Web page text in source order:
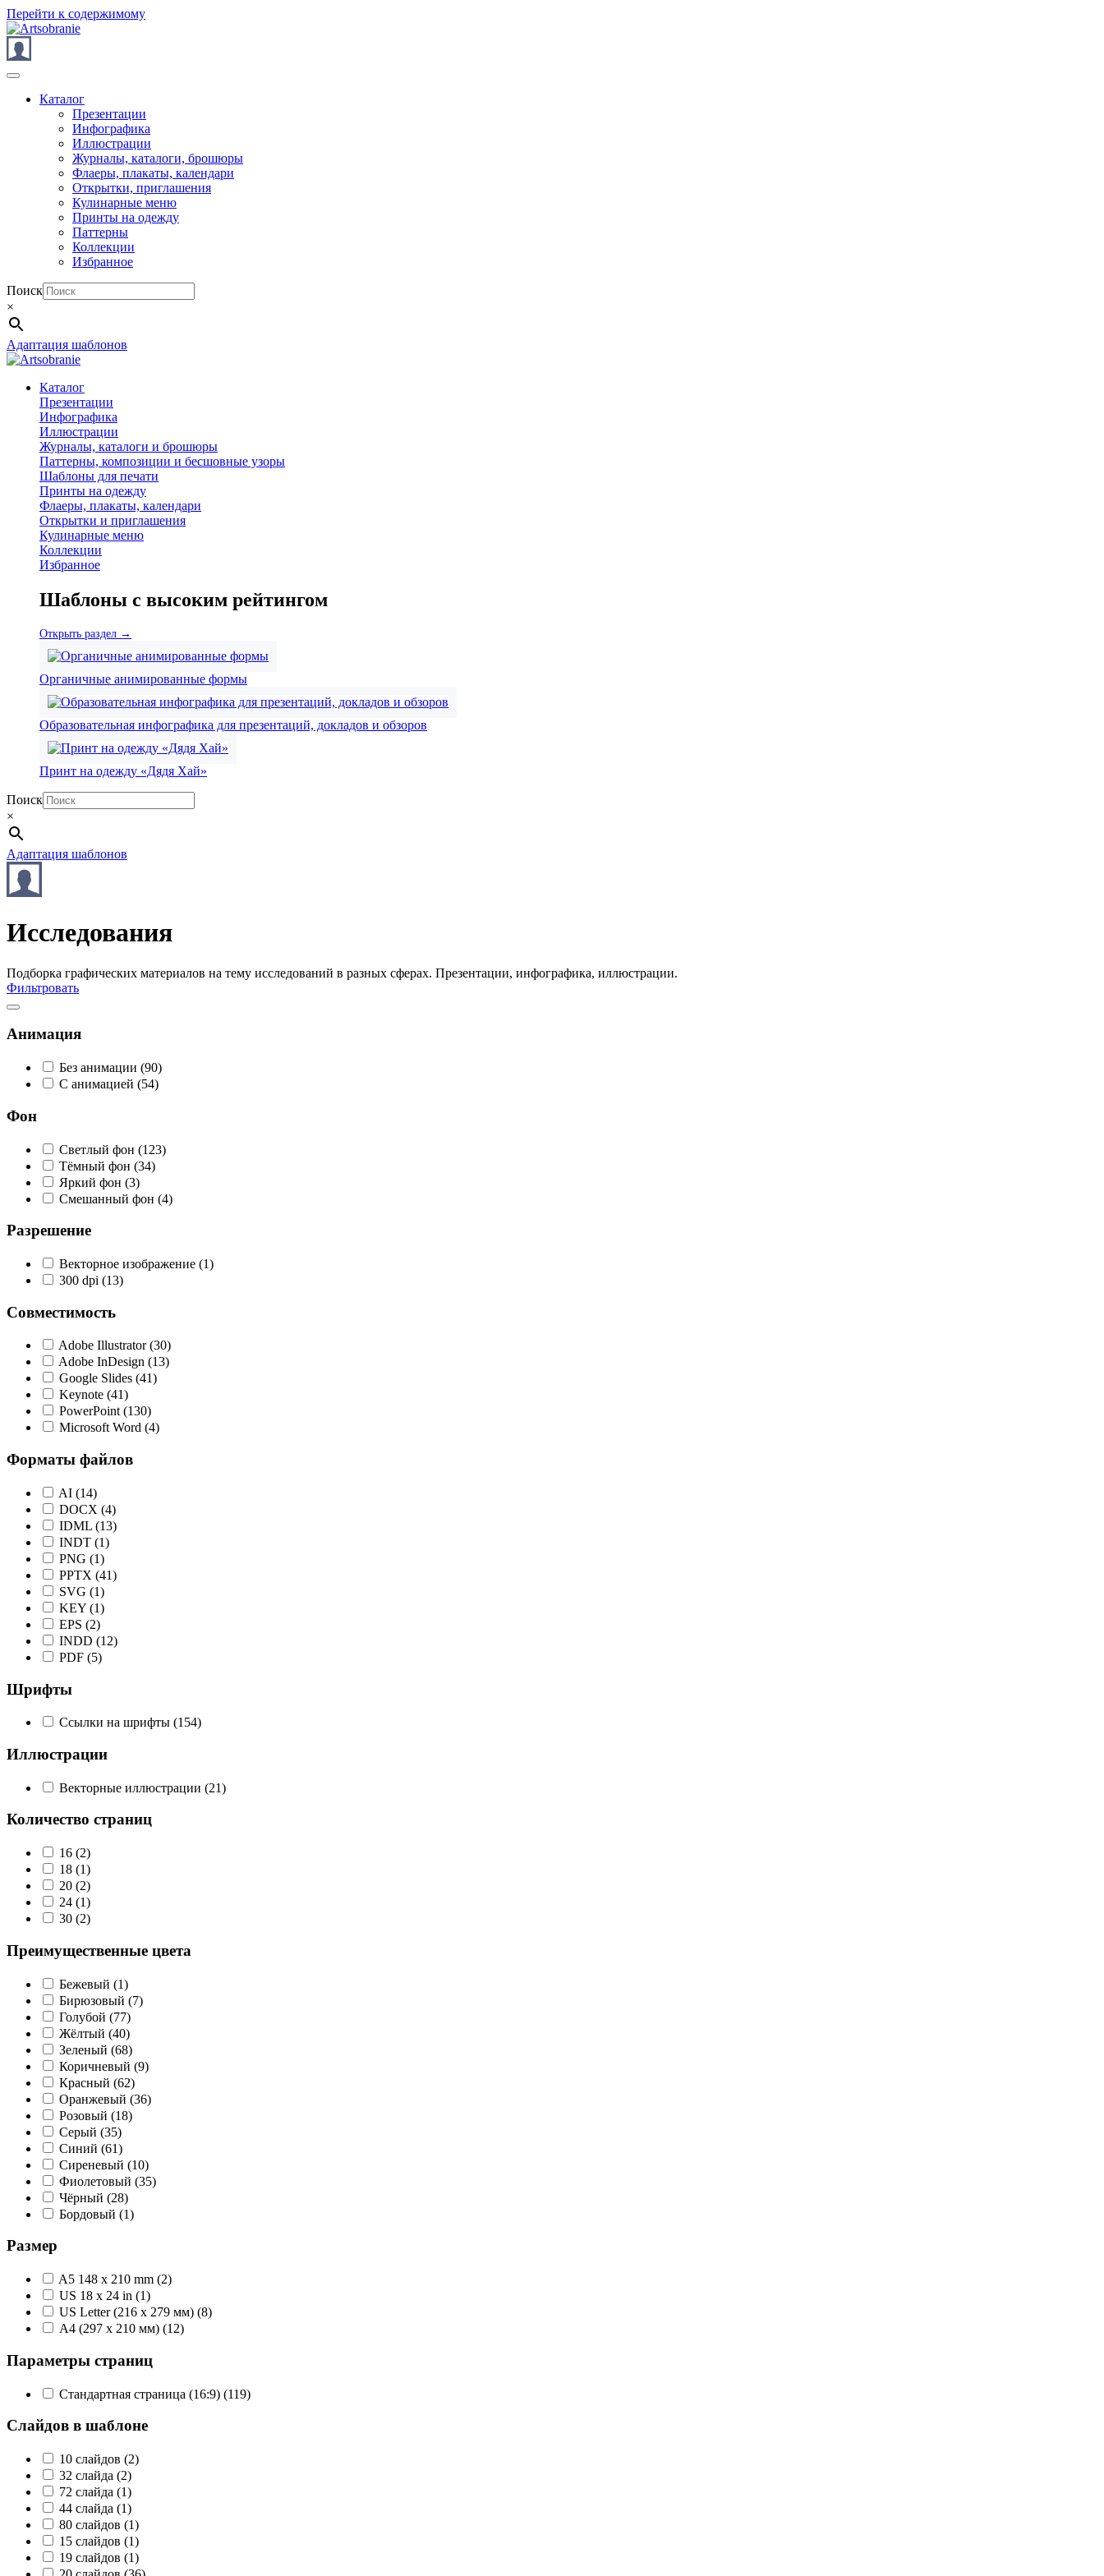
Перейти к содержимому
Каталог
Презентации
Инфографика
Иллюстрации
Журналы, каталоги, брошюры
Флаеры, плакаты, календари
Открытки, приглашения
Кулинарные меню
Принты на одежду
Паттерны
Коллекции
Избранное
Поиск
×
Адаптация шаблонов
Каталог
Презентации
Инфографика
Иллюстрации
Журналы, каталоги и брошюры
Паттерны, композиции и бесшовные узоры
Шаблоны для печати
Принты на одежду
Флаеры, плакаты, календари
Открытки и приглашения
Кулинарные меню
Коллекции
Избранное
Шаблоны с высоким рейтингом
Открыть раздел →
Органичные анимированные формы
Образовательная инфографика для презентаций, докладов и обзоров
Принт на одежду «Дядя Хай»
Поиск
×
Адаптация шаблонов
Исследования
Подборка графических материалов на тему исследований в разных сферах. Презентации, инфографика, иллюстрации.
Фильтровать
Анимация
Без анимации (90)
С анимацией (54)
Фон
Светлый фон (123)
Тёмный фон (34)
Яркий фон (3)
Смешанный фон (4)
Разрешение
Векторное изображение (1)
300 dpi (13)
Совместимость
Adobe Illustrator(30)
Adobe InDesign (13)
Google Slides (41)
Keynote (41)
PowerPoint(130)
Microsoft Word (4)
Форматы файлов
AI (14)
DOCX (4)
IDML (13)
INDT (1)
PNG (1)
PPTX (41)
SVG (1)
KEY (1)
EPS (2)
INDD (12)
PDF (5)
Шрифты
Ссылки на шрифты (154)
Иллюстрации
Векторные иллюстрации (21)
Количество страниц
16 (2)
18 (1)
20 (2)
24 (1)
30 (2)
Преимущественные цвета
Бежевый (1)
Бирюзовый (7)
Голубой (77)
Жёлтый (40)
Зеленый (68)
Коричневый (9)
Красный (62)
Оранжевый (36)
Розовый (18)
Серый (35)
Синий (61)
Сиреневый (10)
Фиолетовый (35)
Чёрный (28)
Бордовый (1)
Размер
A5 148 x 210 mm (2)
US 18 x 24 in (1)
US Letter (216 x 279 мм) (8)
А4 (297 x 210 мм) (12)
Параметры страниц
Стандартная страница (16:9) (119)
Слайдов в шаблоне
10 слайдов (2)
32 слайда (2)
72 слайда (1)
44 слайда (1)
80 слайдов (1)
15 слайдов (1)
19 слайдов (1)